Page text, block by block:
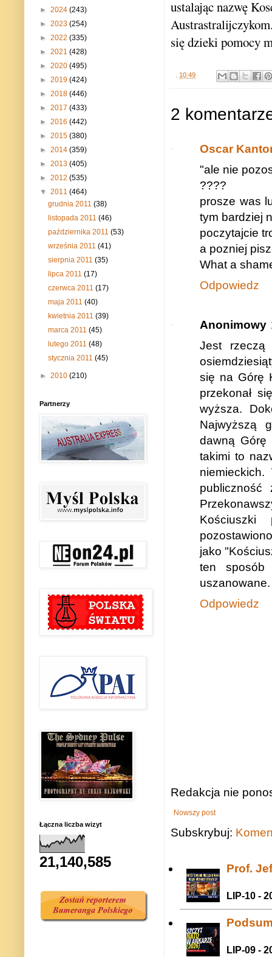
ustalając nazwę
się dzieki pomocy
. 10:49
2
Oscar
"ale nie
????
prosze was
tym bardziej
poczytajcie
a pozniej
What a
Odpowiedz
Anonimowy
Jest
się na Górę
przekonał
wyższa.
Najwyższą
dawną Górę
takimi to
publiczność
Kościuszki
jako
ten sposób
uszanowane.
Odpowiedz
Redakcja nie
Nowszy post
Subskrybuj:
Prof.
LIP-10 -
LIP-09 -
► 2024 (243)
► 2023 (254)
► 2022 (335)
► 2021 (428)
► 2020 (495)
► 2019 (424)
► 2018 (446)
► 2017 (433)
► 2016 (442)
► 2015 (380)
► 2014 (359)
► 2013 (405)
► 2012 (535)
▼ 2011 (464)
grudnia 2011(38)
listopada 2011(46)
października 2011(53)
września 2011(41)
sierpnia 2011(35)
lipca 2011(17)
czerwca 2011(17)
maja 2011(40)
kwietnia 2011(39)
marca 2011(45)
lutego 2011(48)
stycznia 2011(45)
► 2010 (210)
Partnerzy
Łączna liczba wizyt
21,140,585